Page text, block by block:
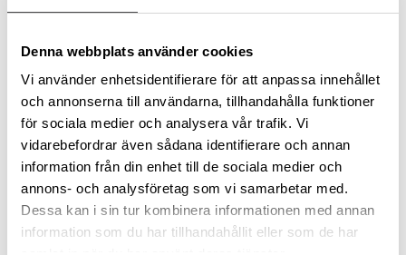
Denna webbplats använder cookies
Vi använder enhetsidentifierare för att anpassa innehållet
och annonserna till användarna, tillhandahålla funktioner
för sociala medier och analysera vår trafik. Vi
vidarebefordrar även sådana identifierare och annan
information från din enhet till de sociala medier och
annons- och analysföretag som vi samarbetar med.
Dessa kan i sin tur kombinera informationen med annan
information som du har tillhandahållit eller som de har
Frågor om gasinstallation
Produkter som ska anslutas till stadsgasnät ska
installeras av behörig tekniker.
Observera att gasspisar och gashällar levereras
endast med anslutningsnippel för gasolslang
men gasolslang och slangklämma medföljer ej.